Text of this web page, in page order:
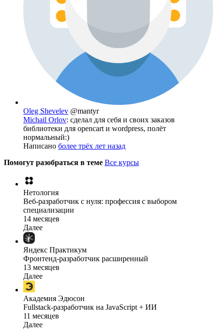
Oleg Shevelev @mantyr
Michail Orlov: сделал для себя и своих заказов
библиотеки для opencart и wordpress, полёт
нормальный:)
Написано более трёх лет назад
Помогут разобраться в теме Все курсы
Нетология
Веб-разработчик с нуля: профессия с выбором
специализации
14 месяцев
Далее
Яндекс Практикум
Фронтенд-разработчик расширенный
13 месяцев
Далее
Академия Эдюсон
Fullstack-разработчик на JavaScript + ИИ
11 месяцев
Далее